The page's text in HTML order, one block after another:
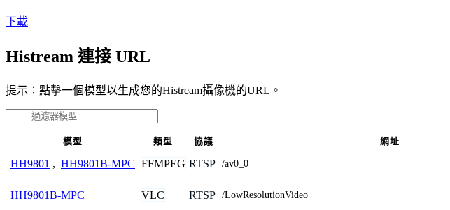
下載
Histream 連接 URL
提示：點擊一個模型以生成您的Histream攝像機的URL。
模型 類型 協議 網址
HH9801 , HH9801B-MPC FFMPEG RTSP /av0_0
HH9801B-MPC VLC RTSP /LowResolutionVideo